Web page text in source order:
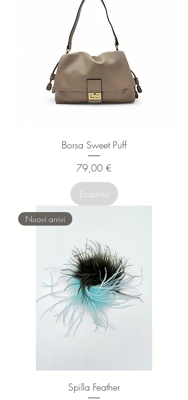
Borsa Sweet Puff
Prezzo
79,00 €
Esaurito
Nuovi arrivi
Spilla Feather